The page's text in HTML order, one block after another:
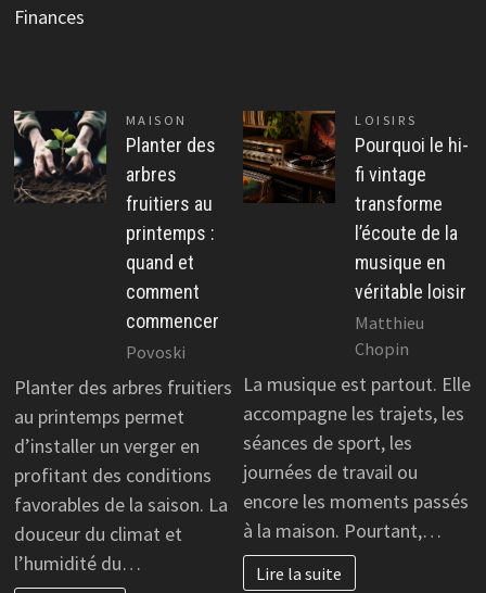
Finances
MAISON
Planter des
arbres
fruitiers au
printemps :
quand et
comment
commencer
Povoski
Planter des arbres fruitiers
au printemps permet
d’installer un verger en
profitant des conditions
favorables de la saison. La
douceur du climat et
l’humidité du…
LOISIRS
Pourquoi le hi-
fi vintage
transforme
l’écoute de la
musique en
véritable loisir
Matthieu
Chopin
La musique est partout. Elle
accompagne les trajets, les
séances de sport, les
journées de travail ou
encore les moments passés
à la maison. Pourtant,…
Lire la suite